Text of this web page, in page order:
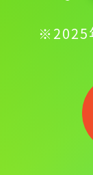
※2025